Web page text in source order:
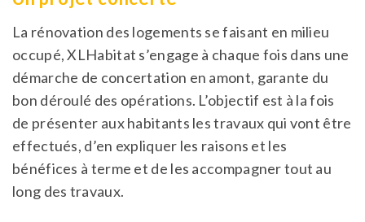
La rénovation des logements se faisant en milieu
occupé, XLHabitat s’engage à chaque fois dans une
démarche de concertation en amont, garante du
bon déroulé des opérations. L’objectif est à la fois
de présenter aux habitants les travaux qui vont être
effectués, d’en expliquer les raisons et les
bénéfices à terme et de les accompagner tout au
long des travaux.